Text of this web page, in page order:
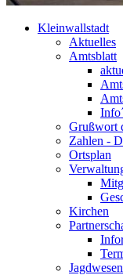
Kleinwallstadt
Aktuelles
Amtsblatt
Grußwort
Zahlen -
Ortsplan
Kirchen
Jagdwesen